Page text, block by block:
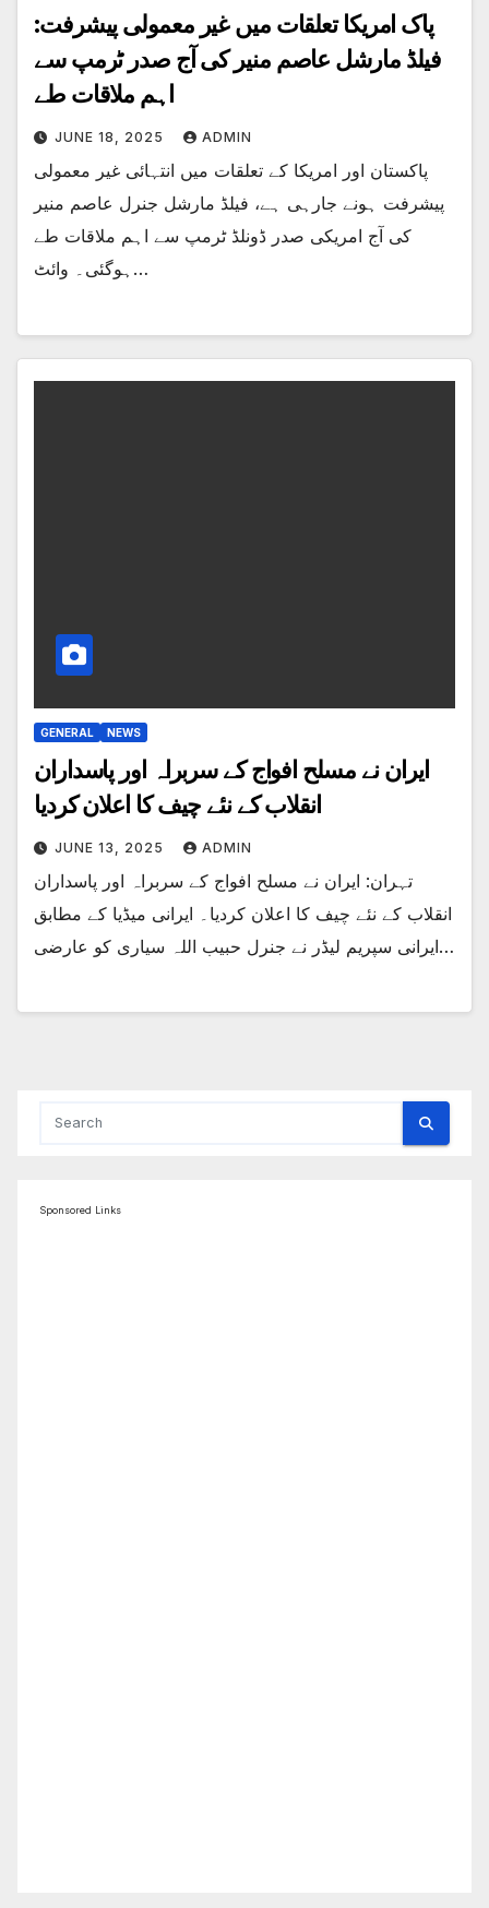
پاک امریکا تعلقات میں غیر معمولی پیشرفت:
فیلڈ مارشل عاصم منیر کی آج صدر ٹرمپ سے
اہم ملاقات طے
JUNE 18, 2025 ADMIN
پاکستان اور امریکا کے تعلقات میں انتہائی غیر معمولی
پیشرفت ہونے جارہی ہے، فیلڈ مارشل جنرل عاصم منیر
کی آج امریکی صدر ڈونلڈ ٹرمپ سے اہم ملاقات طے
ہوگئی۔ وائٹ…
GENERAL NEWS
ایران نے مسلح افواج کے سربراہ اور پاسداران
انقلاب کے نئے چیف کا اعلان کردیا
JUNE 13, 2025 ADMIN
تہران: ایران نے مسلح افواج کے سربراہ اور پاسداران
انقلاب کے نئے چیف کا اعلان کردیا۔ ایرانی میڈیا کے مطابق
ایرانی سپریم لیڈر نے جنرل حبیب اللہ سیاری کو عارضی…
Sponsored Links